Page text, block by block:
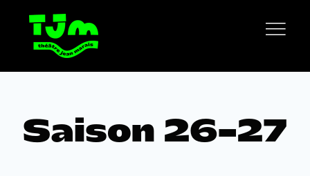
contenu
Saison 26-27